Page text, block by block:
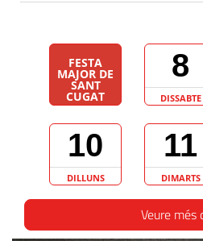
FESTA
MAJOR DE
SANT
CUGAT
8
DISSABTE
10
DILLUNS
11
DIMARTS
Veure més